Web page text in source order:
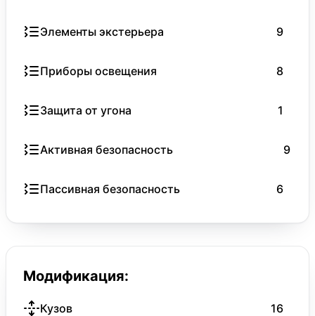
Элементы экстерьера 9
Приборы освещения 8
Защита от угона 1
Активная безопасность 9
Пассивная безопасность 6
Модификация:
Кузов 16